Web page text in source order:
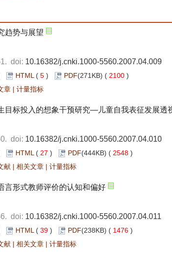
趋势与展望
doi: 10.16382/j.cnki.1000-5560.2007.04.009
HTML ( 5 ) PDF(271KB) ( 2100 )
章 | 计量指标
目标投入的想象干预研究—儿童自我表征发展透
doi: 10.16382/j.cnki.1000-5560.2007.04.010
HTML ( 27 ) PDF(444KB) ( 2548 )
献 | 相关文章 | 计量指标
言形式教师评价的认知和偏好
doi: 10.16382/j.cnki.1000-5560.2007.04.011
HTML ( 39 ) PDF(238KB) ( 1476 )
献 | 相关文章 | 计量指标